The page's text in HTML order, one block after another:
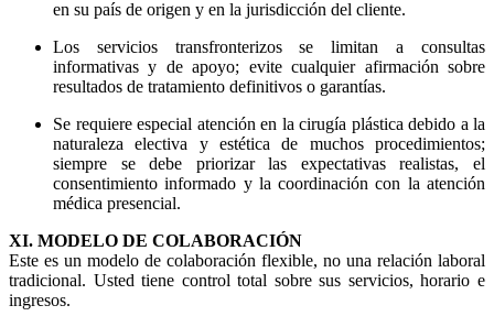
en su país de origen y en la jurisdicción del cliente.
Los servicios transfronterizos se limitan a consultas
informativas y de apoyo; evite cualquier afirmación sobre
resultados de tratamiento definitivos o garantías.
Se requiere especial atención en la cirugía plástica debido a la
naturaleza electiva y estética de muchos procedimientos;
siempre se debe priorizar las expectativas realistas, el
consentimiento informado y la coordinación con la atención
médica presencial.
XI. MODELO DE COLABORACIÓN
Este es un modelo de colaboración flexible, no una relación laboral
tradicional. Usted tiene control total sobre sus servicios, horario e
ingresos.